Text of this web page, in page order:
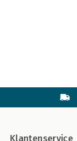
Klantenservice